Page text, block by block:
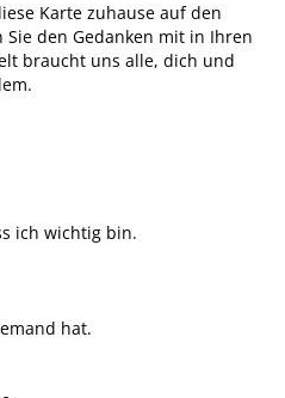
Karte zuhause auf den
den Gedanken mit in Ihren
braucht uns alle, dich und
ich wichtig bin.
hat.